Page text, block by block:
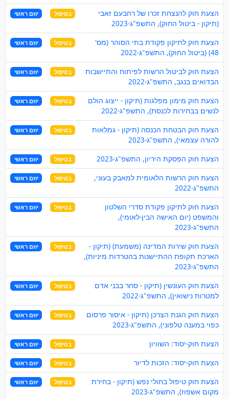
הצעת חוק להנצחת זכרו של רחבעם זאבי
(תיקון - ביטול החוק), התשפ"ג-2023
בטיפול יוזם ראשי
הצעת חוק לתיקון פקודת בתי הסוהר (מס'
48) (ביטול החוק), התשפ"ג-2022
בטיפול יוזם ראשי
הצעת חוק לביטול הרשות לפיתוח והתיישבות
הבדואים בנגב, התשפ"ג-2022
בטיפול יוזם ראשי
הצעת חוק מימון מפלגות (תיקון - ייצוג הולם
לנשים בבחירות לכנסת), התשפ"ג-2022
בטיפול יוזם ראשי
הצעת חוק הבטחת הכנסה (תיקון - גמלאות
להורה עצמאי), התשפ"ג-2023
בטיפול יוזם ראשי
הצעת חוק הפסקת היריון, התשפ"ג-2023 בטיפול יוזם ראשי
הצעת חוק הרשות הלאומית למאבק בעוני,
התשפ"ג-2022
בטיפול יוזם ראשי
הצעת חוק לתיקון פקודת סדרי השלטון
והמשפט (יום האישה הבין-לאומי),
התשפ"ג-2023
בטיפול יוזם ראשי
הצעת חוק שירות המדינה (משמעת) (תיקון -
הארכת תקופת ההתיישנות בהטרדות מיניות),
התשפ"ג-2023
בטיפול יוזם ראשי
הצעת חוק העונשין (תיקון - סחר בבני אדם
למטרות נישואין), התשפ"ג-2022
בטיפול יוזם ראשי
הצעת חוק הגנת הצרכן (תיקון - איסור פרסום
כפוי במענה טלפוני), התשפ"ג-2023
בטיפול יוזם ראשי
הצעת חוק-יסוד: השוויון בטיפול יוזם ראשי
הצעת חוק-יסוד: הזכות לדיור בטיפול יוזם ראשי
הצעת חוק טיפול בחולי נפש (תיקון - בחירת
מקום אשפוז), התשפ"ג-2023
בטיפול יוזם ראשי